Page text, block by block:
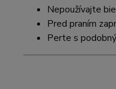
Nepoužívajte
Pred praním
Perte s